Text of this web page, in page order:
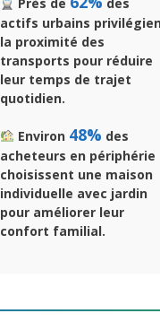
actifs urbains
la proximité des
transports pour réduire
leur temps de trajet
quotidien.
Environ 48% des
acheteurs en périphérie
choisissent une maison
individuelle avec jardin
pour améliorer leur
confort familial.